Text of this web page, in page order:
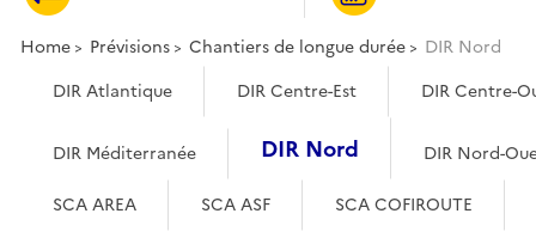
Home Prévisions Chantiers de longue durée DIR Nord
DIR Atlantique DIR Centre-Est DIR Centre-
DIR Méditerranée DIR Nord DIR Nord-
SCA AREA SCA ASF SCA COFIROUTE